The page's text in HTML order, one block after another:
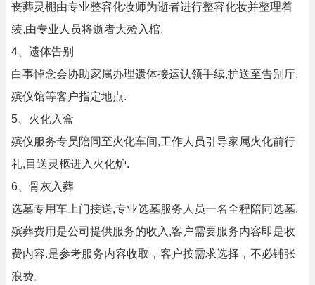
丧葬灵棚由专业整容化妆师为逝者进行整容化妆并整理着
装,由专业人员将逝者大殓入棺.
4、遗体告别
白事悼念会协助家属办理遗体接运认领手续,护送至告别厅,
殡仪馆等客户指定地点.
5、火化入盒
殡仪服务专员陪同至火化车间,工作人员引导家属火化前行
礼,目送灵柩进入火化炉.
6、骨灰入葬
选墓专用车上门接送,专业选墓服务人员一名全程陪同选墓.
殡葬费用是公司提供服务的收入,客户需要服务内容即是收
费内容.是参考服务内容收取，客户按需求选择，不必铺张
浪费。